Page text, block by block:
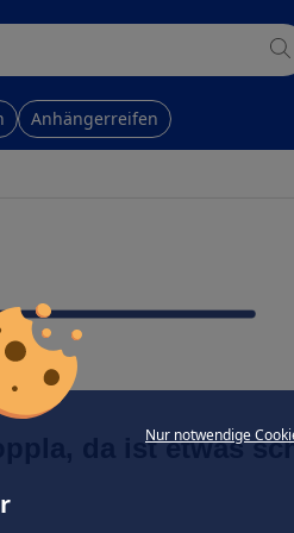
Nur notwendige
Anhängerreifen
da ist etwas